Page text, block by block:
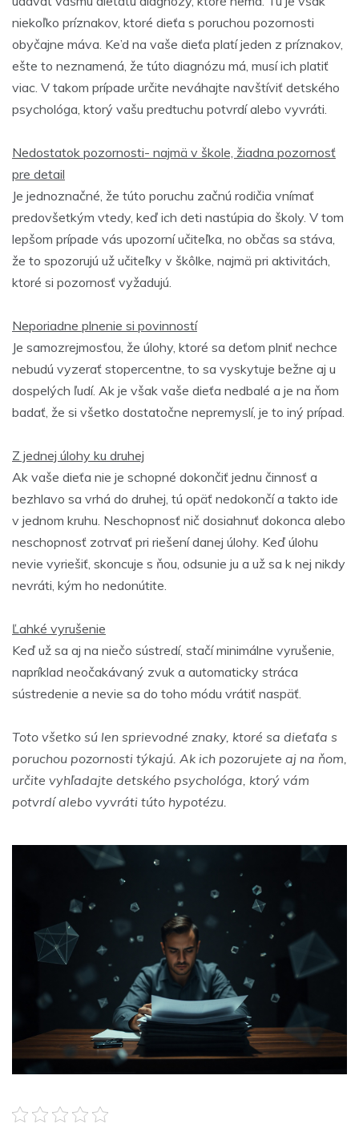
niekoľko príznakov, ktoré dieťa s poruchou pozornosti
obyčajne máva. Ke’d na vaše dieťa platí jeden z príznakov,
ešte to neznamená, že túto diagnózu má, musí ich platiť
viac. V takom prípade určite neváhajte navštíviť detského
psychológa, ktorý vašu predtuchu potvrdí alebo vyvráti.
Nedostatok pozornosti- najmä v škole, žiadna pozornosť
pre detail
Je jednoznačné, že túto poruchu začnú rodičia vnímať
predovšetkým vtedy, keď ich deti nastúpia do školy. V tom
lepšom prípade vás upozorní učiteľka, no občas sa stáva,
že to spozorujú už učiteľky v škôlke, najmä pri aktivitách,
ktoré si pozornosť vyžadujú.
Neporiadne plnenie si povinností
Je samozrejmosťou, že úlohy, ktoré sa deťom plniť nechce
nebudú vyzerať stopercentne, to sa vyskytuje bežne aj u
dospelých ľudí. Ak je však vaše dieťa nedbalé a je na ňom
badať, že si všetko dostatočne nepremyslí, je to iný prípad.
Z jednej úlohy ku druhej
Ak vaše dieťa nie je schopné dokončiť jednu činnosť a
bezhlavo sa vrhá do druhej, tú opäť nedokončí a takto ide
v jednom kruhu. Neschopnosť nič dosiahnuť dokonca alebo
neschopnosť zotrvať pri riešení danej úlohy. Keď úlohu
nevie vyriešiť, skoncuje s ňou, odsunie ju a už sa k nej nikdy
nevráti, kým ho nedonútite.
Ľahké vyrušenie
Keď už sa aj na niečo sústredí, stačí minimálne vyrušenie,
napríklad neočakávaný zvuk a automaticky stráca
sústredenie a nevie sa do toho módu vrátiť naspäť.
Toto všetko sú len sprievodné znaky, ktoré sa dieťaťa s
poruchou pozornosti týkajú. Ak ich pozorujete aj na ňom,
určite vyhľadajte detského psychológa, ktorý vám
potvrdí alebo vyvráti túto hypotézu.